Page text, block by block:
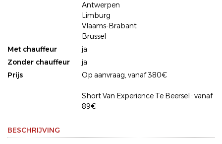
Antwerpen
Limburg
Vlaams-Brabant
Brussel
Met chauffeur
ja
Zonder chauffeur
ja
Prijs
Op aanvraag, vanaf 380€
Short Van Experience Te Beersel : vanaf
89€
BESCHRIJVING